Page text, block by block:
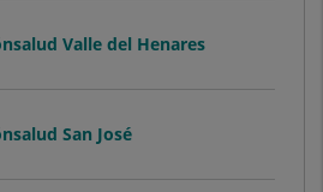
Valle del Henares
San José